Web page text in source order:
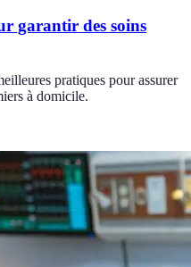
garantir des soins
pratiques pour assurer
à domicile.